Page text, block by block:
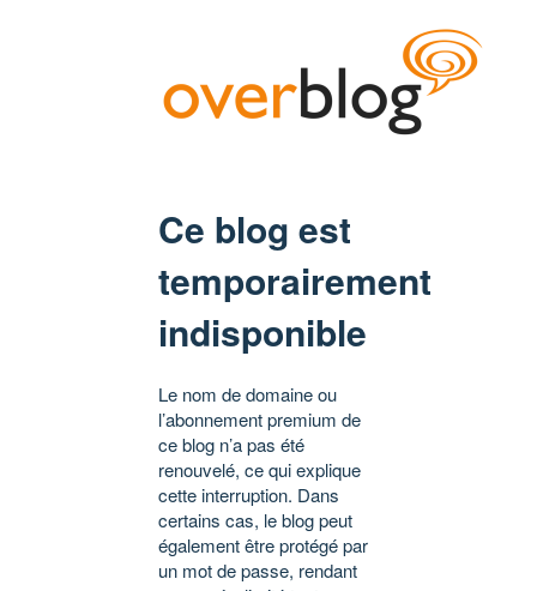
Ce blog est
temporairement
indisponible
Le nom de domaine ou
l’abonnement premium de
ce blog n’a pas été
renouvelé, ce qui explique
cette interruption. Dans
certains cas, le blog peut
également être protégé par
un mot de passe, rendant